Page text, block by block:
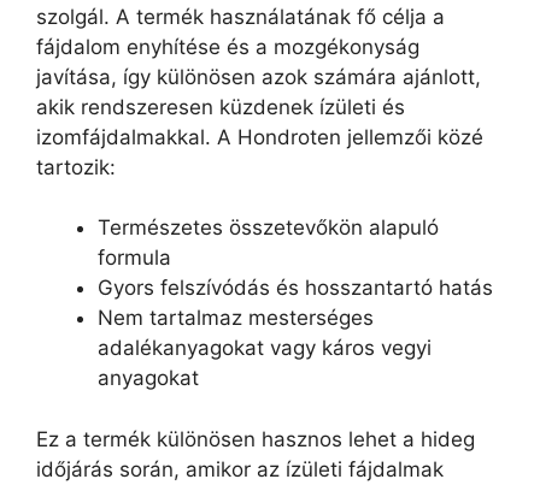
szolgál. A termék használatának fő célja a
fájdalom enyhítése és a mozgékonyság
javítása, így különösen azok számára ajánlott,
akik rendszeresen küzdenek ízületi és
izomfájdalmakkal. A Hondroten jellemzői közé
tartozik:
Természetes összetevőkön alapuló
formula
Gyors felszívódás és hosszantartó hatás
Nem tartalmaz mesterséges
adalékanyagokat vagy káros vegyi
anyagokat
Ez a termék különösen hasznos lehet a hideg
időjárás során, amikor az ízületi fájdalmak